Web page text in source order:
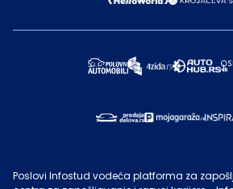
Poslovi Infostud vodeća platforma za